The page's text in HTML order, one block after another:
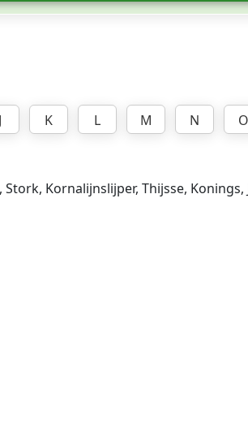
J K L M N O
Kornalijnslijper, Thijsse,